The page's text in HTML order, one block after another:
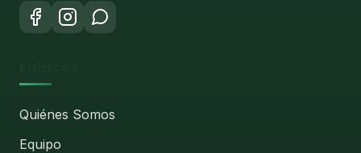
Quiénes Somos
Equipo